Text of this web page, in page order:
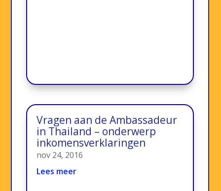
Vragen aan de Ambassadeur
in Thailand – onderwerp
inkomensverklaringen
nov 24, 2016
Lees meer